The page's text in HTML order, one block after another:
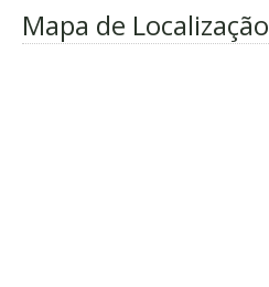
Mapa de Localização